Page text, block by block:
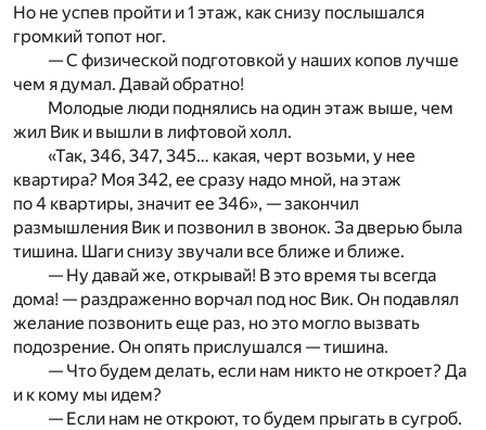
Но не успев пройти и 1 этаж, как снизу послышался
громкий топот ног.
— С физической подготовкой у наших копов лучше
чем я думал. Давай обратно!
Молодые люди поднялись на один этаж выше, чем
жил Вик и вышли в лифтовой холл.
«Так, 346, 347, 345… какая, черт возьми, у нее
квартира? Моя 342, ее сразу надо мной, на этаж
по 4 квартиры, значит ее 346», — закончил
размышления Вик и позвонил в звонок. За дверью была
тишина. Шаги снизу звучали все ближе и ближе.
— Ну давай же, открывай! В это время ты всегда
дома! — раздраженно ворчал под нос Вик. Он подавлял
желание позвонить еще раз, но это могло вызвать
подозрение. Он опять прислушался — тишина.
— Что будем делать, если нам никто не откроет? Да
и к кому мы идем?
— Если нам не откроют, то будем прыгать в сугроб.